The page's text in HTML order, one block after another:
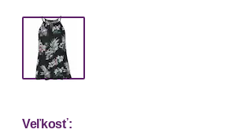
Veľkosť: